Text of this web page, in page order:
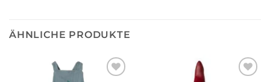
ÄHNLICHE PRODUKTE